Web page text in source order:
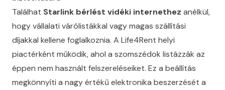
Találhat Starlink bérlést vidéki internethez anélkül,
hogy vállalati várólistákkal vagy magas szállítási
díjakkal kellene foglalkoznia. A Life4Rent helyi
piactérként működik, ahol a szomszédok listázzák az
éppen nem használt felszereléseiket. Ez a beállítás
megkönnyíti a nagy értékű elektronika beszerzését a